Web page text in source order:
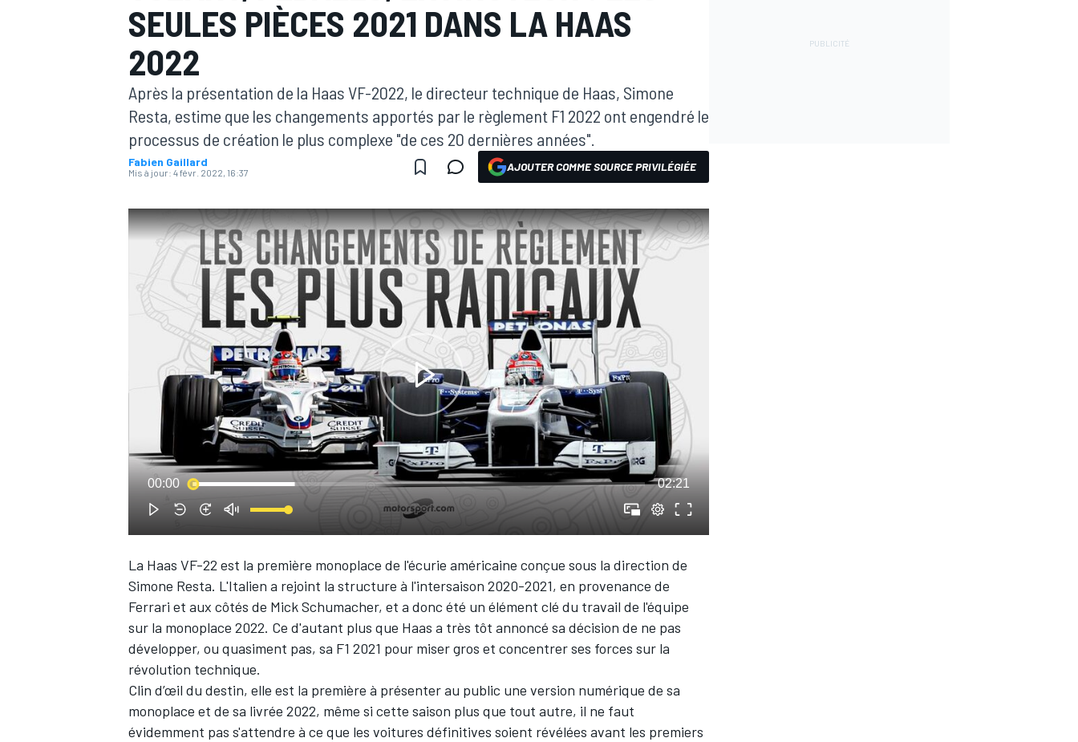
MOTOGP
WEC
SEULES PIÈCES 2021 DANS LA HAAS
2022
Après la présentation de la Haas VF-2022, le directeur technique de Haas, Simone
Resta, estime que les changements apportés par le règlement F1 2022 ont engendré le
processus de création le plus complexe "de ces 20 dernières années".
Fabien Gaillard
Mis à jour: 4 févr. 2022, 16:37 AJOUTER COMME SOURCE PRIVILÉGIÉE
00:00 02:21
La Haas VF-22 est la première monoplace de l'écurie américaine conçue sous la direction de
Simone Resta. L'Italien a rejoint la structure à l'intersaison 2020-2021, en provenance de
Ferrari et aux côtés de Mick Schumacher, et a donc été un élément clé du travail de l'équipe
sur la monoplace 2022. Ce d'autant plus que Haas a très tôt annoncé sa décision de ne pas
développer, ou quasiment pas, sa F1 2021 pour miser gros et concentrer ses forces sur la
révolution technique.
Clin d’œil du destin, elle est la première à présenter au public une version numérique de sa
monoplace et de sa livrée 2022, même si cette saison plus que tout autre, il ne faut
évidemment pas s'attendre à ce que les voitures définitives soient révélées avant les premiers